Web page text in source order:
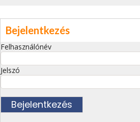
Bejelentkezés
Felhasználónév
Jelszó